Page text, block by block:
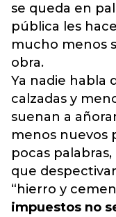
se queda en
pública les
mucho menos
obra.
Ya nadie habla
calzadas y
suenan a
menos nuevos
pocas
que
“hierro y
impuestos no